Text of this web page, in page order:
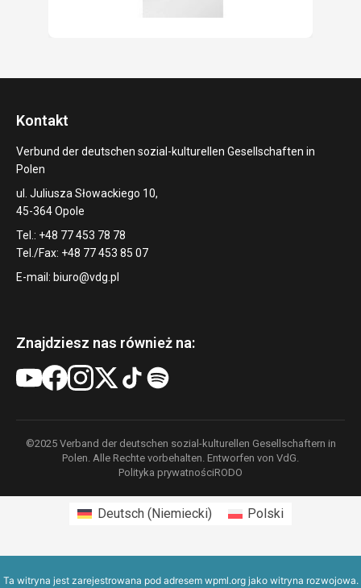
Kontakt
Verbund der deutschen sozial-kulturellen Gesellschaften in
Polen
ul. Juliusza Słowackiego 10,
45-364 Opole
Tel.: +48 77 453 78 78
Tel./Fax: +48 77 453 85 07
E-mail: biuro@vdg.pl
Znajdziesz nas również na:
©2025 Verband der deutschen sozial-kulturellen Gesellschaftern in
Polen. Alle Rechte vorbehalten. Entworfen von VdG.
Polityka prywatnościRODO
Deutsch(Niemiecki) Polski
Ta witryna jest zarejestrowana pod adresem wpml.orgjako witryna rozwojowa.